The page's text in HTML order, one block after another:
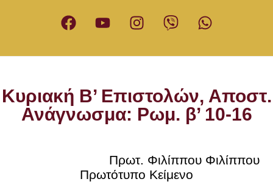
Κυριακή Β’ Επιστολών, Αποστ.
Ανάγνωσμα: Ρωμ. β’ 10-16
Πρωτ. Φιλίππου Φιλίππου
Πρωτότυπο Κείμενο